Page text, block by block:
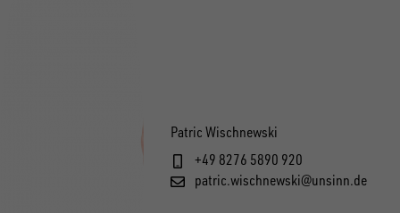
Patric Wischnewski
+49 8276 5890 920
patric.wischnewski@unsinn.de